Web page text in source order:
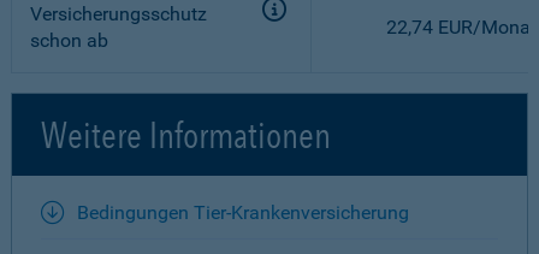
Versicherungsschutz
schon ab
22,74 EUR/Monat
Weitere Informationen
Bedingungen Tier-Krankenversicherung